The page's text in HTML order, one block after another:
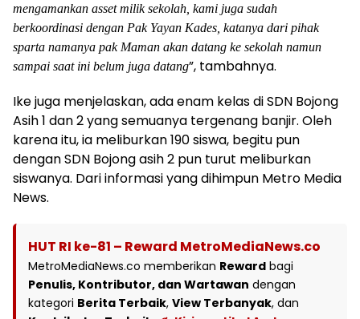
mengamankan asset milik sekolah, kami juga sudah
berkoordinasi dengan Pak Yayan Kades, katanya dari pihak
sparta namanya pak Maman akan datang ke sekolah namun
sampai saat ini belum juga datang”, tambahnya.
Ike juga menjelaskan, ada enam kelas di SDN Bojong
Asih 1 dan 2 yang semuanya tergenang banjir. Oleh
karena itu, ia meliburkan 190 siswa, begitu pun
dengan SDN Bojong asih 2 pun turut meliburkan
siswanya. Dari informasi yang dihimpun Metro Media
News.
HUT RI ke-81 – Reward MetroMediaNews.co
MetroMediaNews.co memberikan Reward bagi
Penulis, Kontributor, dan Wartawan dengan
kategori Berita Terbaik, View Terbanyak, dan